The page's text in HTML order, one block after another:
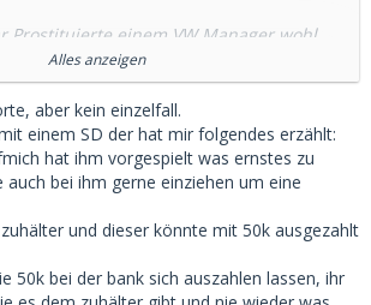
Prostituierte einem VW Manager wohl
abgeschwatzt. Als Darlehen. Und er hat
dass die Kohle weg ist.
sowas ?
Willen keine Situation ein, bei der das
gutgehen sollte...
Alles anzeigen
aber kein einzelfall.
einem SD der hat mir folgendes erzählt:
hat ihm vorgespielt was ernstes zu
bei ihm gerne einziehen um eine
und dieser könnte mit 50k ausgezahlt
50k bei der bank sich auszahlen lassen, ihr